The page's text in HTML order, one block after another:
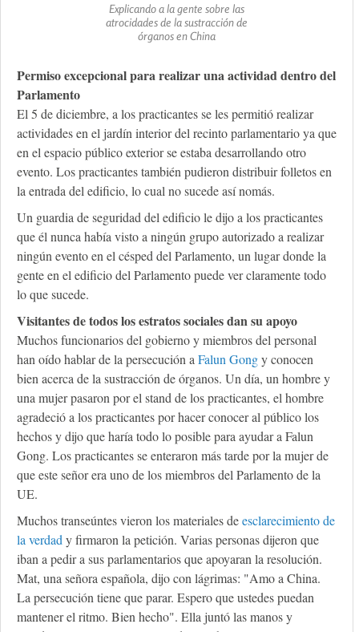
Explicando a la gente sobre las
atrocidades de la sustracción de
órganos en China
Permiso excepcional para realizar una actividad dentro del
Parlamento
El 5 de diciembre, a los practicantes se les permitió realizar
actividades en el jardín interior del recinto parlamentario ya que
en el espacio público exterior se estaba desarrollando otro
evento. Los practicantes también pudieron distribuir folletos en
la entrada del edificio, lo cual no sucede así nomás.
Un guardia de seguridad del edificio le dijo a los practicantes
que él nunca había visto a ningún grupo autorizado a realizar
ningún evento en el césped del Parlamento, un lugar donde la
gente en el edificio del Parlamento puede ver claramente todo
lo que sucede.
Visitantes de todos los estratos sociales dan su apoyo
Muchos funcionarios del gobierno y miembros del personal
han oído hablar de la persecución aFalun Gongy conocen
bien acerca de la sustracción de órganos. Un día, un hombre y
una mujer pasaron por el stand de los practicantes, el hombre
agradeció a los practicantes por hacer conocer al público los
hechos y dijo que haría todo lo posible para ayudar a Falun
Gong. Los practicantes se enteraron más tarde por la mujer de
que este señor era uno de los miembros del Parlamento de la
UE.
Muchos transeúntes vieron los materiales deesclarecimiento de
la verdady firmaron la petición. Varias personas dijeron que
iban a pedir a sus parlamentarios que apoyaran la resolución.
Mat, una señora española, dijo con lágrimas: "Amo a China.
La persecución tiene que parar. Espero que ustedes puedan
mantener el ritmo. Bien hecho". Ella juntó las manos y